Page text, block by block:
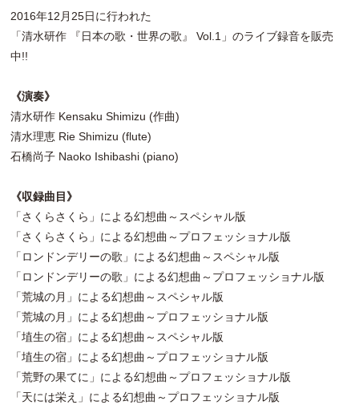
2016年12月25日に行われた
「清水研作 『日本の歌・世界の歌』 Vol.1」のライブ録音を販売
中!!
《演奏》
清水研作 Kensaku Shimizu (作曲)
清水理恵 Rie Shimizu (flute)
石橋尚子 Naoko Ishibashi (piano)
《収録曲目》
「さくらさくら」による幻想曲～スペシャル版
「さくらさくら」による幻想曲～プロフェッショナル版
「ロンドンデリーの歌」による幻想曲～スペシャル版
「ロンドンデリーの歌」による幻想曲～プロフェッショナル版
「荒城の月」による幻想曲～スペシャル版
「荒城の月」による幻想曲～プロフェッショナル版
「埴生の宿」による幻想曲～スペシャル版
「埴生の宿」による幻想曲～プロフェッショナル版
「荒野の果てに」による幻想曲～プロフェッショナル版
「天には栄え」による幻想曲～プロフェッショナル版